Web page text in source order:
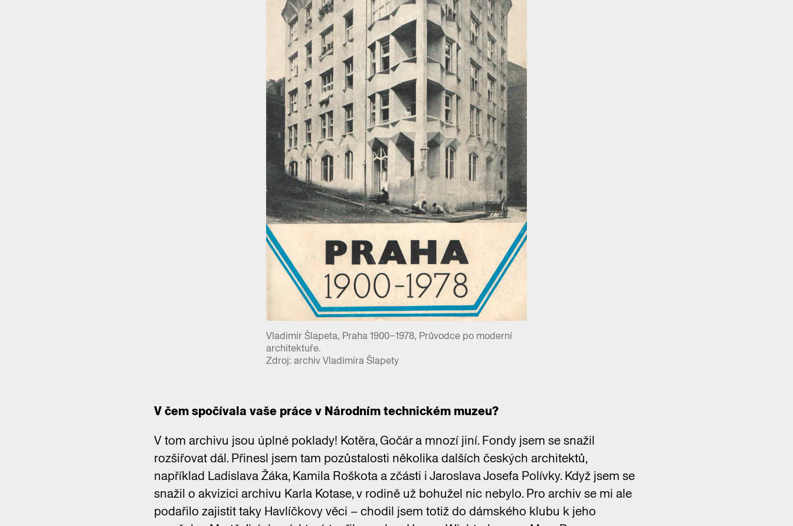
Vladimír Šlapeta, Praha 1900–1978, Průvodce po moderní
architektuře.
Zdroj: archiv Vladimíra Šlapety
V čem spočívala vaše práce v Národním technickém muzeu?
V tom archivu jsou úplné poklady! Kotěra, Gočár a mnozí jiní. Fondy jsem se snažil
rozšiřovat dál. Přinesl jsem tam pozůstalosti několika dalších českých architektů,
například Ladislava Žáka, Kamila Roškota a zčásti i Jaroslava Josefa Polívky. Když jsem se
snažil o akvizici archivu Karla Kotase, v rodině už bohužel nic nebylo. Pro archiv se mi ale
podařilo zajistit taky Havlíčkovy věci – chodil jsem totiž do dámského klubu k jeho